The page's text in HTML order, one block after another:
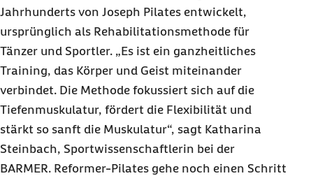
Jahrhunderts von Joseph Pilates entwickelt,
ursprünglich als Rehabilitationsmethode für
Tänzer und Sportler. „Es ist ein ganzheitliches
Training, das Körper und Geist miteinander
verbindet. Die Methode fokussiert sich auf die
Tiefenmuskulatur, fördert die Flexibilität und
stärkt so sanft die Muskulatur“, sagt Katharina
Steinbach, Sportwissenschaftlerin bei der
BARMER. Reformer-Pilates gehe noch einen Schritt